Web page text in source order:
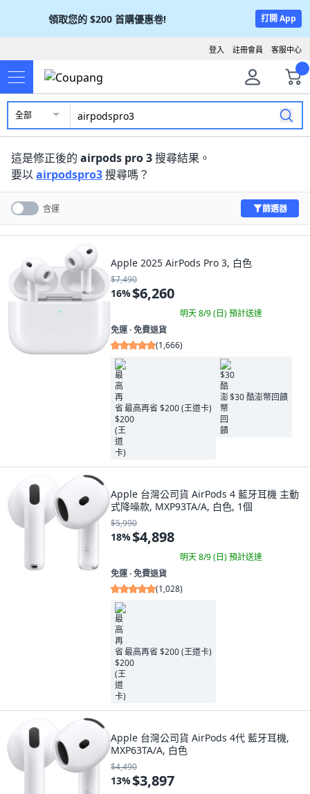
領取您的 $200 首購優惠卷! 打開 App
客服中心
註冊會員
登入
全部
這是修正後的 airpods pro 3搜尋結果。
要以airpodspro3搜尋嗎？
含運 篩選器
Apple 2025 AirPods Pro 3, 白色
$7,490
16%$6,260
明天 8/9 (日)預計送達
免運 ∙ 免費退貨
(1,666)
最高再省 $200 (王道卡)
$30 酷澎幣回饋
Apple 台灣公司貨 AirPods 4 藍牙耳機 主動
式降噪款, MXP93TA/A, 白色, 1個
$5,990
18%$4,898
明天 8/9 (日)預計送達
免運 ∙ 免費退貨
(1,028)
最高再省 $200 (王道卡)
Apple 台灣公司貨 AirPods 4代 藍牙耳機,
MXP63TA/A, 白色
$4,490
13%$3,897